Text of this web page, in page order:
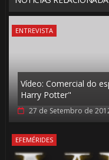
ENTREVISTA
Vídeo: Comercial do
Harry Potter"
27 de Setembro de
EFEMÉRIDES
🎈